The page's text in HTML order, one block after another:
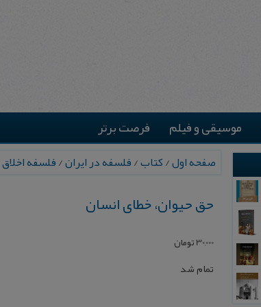
موسیقی و فیلم فرصت برتر
صفحه اول/کتاب/فلسفه در ایران/فلسفه اخلاق
حق حیوان، خطای انسان
30,000تومان
تمام شد